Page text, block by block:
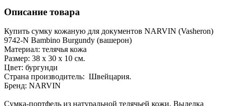
Описание товара
Купить сумку кожаную для документов NARVIN (Vasheron)
9742-N Bambino Burgundy (вашерон)
Материал: телячья кожа
Размер: 38 x 30 x 10 см.
Цвет: бургунди
Страна производитель: Швейцария.
Бренд: NARVIN
Сумка-портфель из натуральной телячьей кожи. Выделка